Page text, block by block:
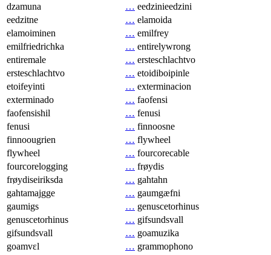
dzamuna
… eedzinieedzini
eedzitne
… elamoida
elamoiminen
… emilfrey
emilfriedrichka
… entirelywrong
entiremale
… ersteschlachtvo
ersteschlachtvo
… etoidiboipinle
etoifeyinti
… exterminacion
exterminado
… faofensi
faofensishil
… fenusi
fenusi
… finnoosne
finnoougrien
… flywheel
flywheel
… fourcorecable
fourcorelogging
… frøydis
frøydiseiriksda
… gahtahn
gahtamajgge
… gaumgæfni
gaumigs
… genuscetorhinus
genuscetorhinus
… gifsundsvall
gifsundsvall
… goamuzika
goamvɛl
… grammophono